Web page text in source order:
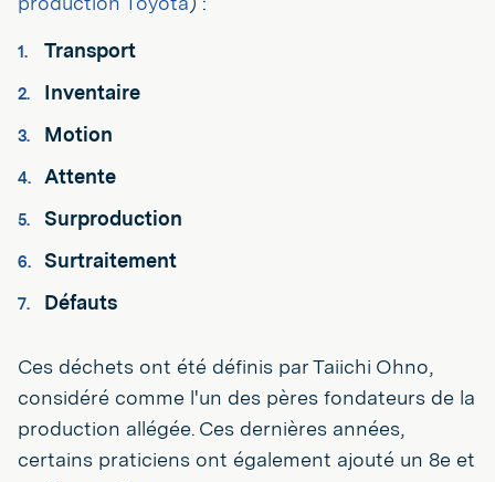
Transport
Inventaire
Motion
Attente
Surproduction
Surtraitement
Défauts
Ces déchets ont été définis par Taiichi Ohno,
considéré comme l'un des pères fondateurs de la
production allégée. Ces dernières années,
certains praticiens ont également ajouté un 8e et